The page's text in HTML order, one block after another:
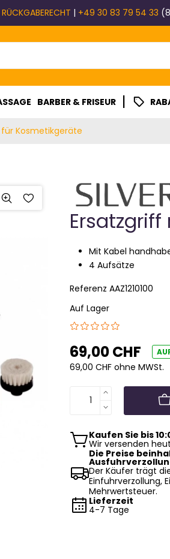
| +49 30 83 79 54 33
BARBER & FRISEUR |
Kosmetikgeräte
Mit Kabel
4 Aufsätze
Referenz AAZ1210100
Auf Lager
69,00 CHF
69,00 CHF ohne MWSt.
Kaufen Sie bis
Wir versenden
Die Preise
Der Käufer trägt
Einfuhrverzollung,
Mehrwertsteuer.
Lieferzeit
4-7 Tage